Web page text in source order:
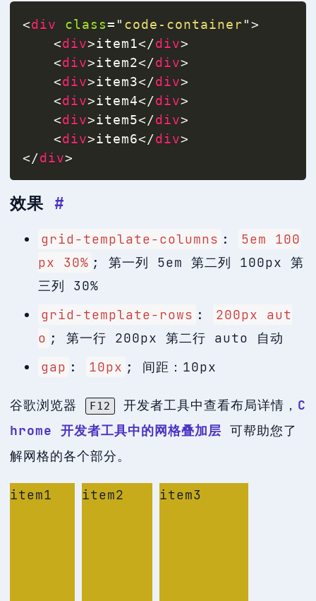
<div class= " code-container">
<div>item1</div>
<div>item2</div>
<div>item3</div>
<div>item4</div>
<div>item5</div>
<div>item6</div>
</div>
效果 #
grid-template-columns :
5em 100
px 30% ; 第一列 5em 第二列 100px 第
三列 30%
grid-template-rows :
200px aut
o ; 第一行 200px 第二行 auto 自动
gap : 10px ; 间距：10px
谷歌浏览器 F12 开发者工具中查看布局详情， C
hrome 开发者工具中的网格叠加层 可帮助您了
解网格的各个部分。
item1 item2 item3